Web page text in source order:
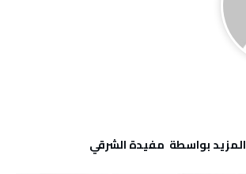
‫‫المزيد بواسطة‬ ‬ مفيدة الشرقي